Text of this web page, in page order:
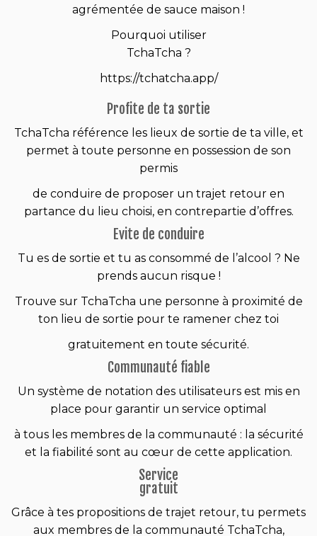
agrémentée de sauce maison !
Pourquoi utiliser
TchaTcha ?
https://tchatcha.app/
Profite de ta sortie
TchaTcha référence les lieux de sortie de ta ville, et
permet à toute personne en possession de son
permis
de conduire de proposer un trajet retour en
partance du lieu choisi, en contrepartie d’offres.
Evite de conduire
Tu es de sortie et tu as consommé de l’alcool ? Ne
prends aucun risque !
Trouve sur TchaTcha une personne à proximité de
ton lieu de sortie pour te ramener chez toi
gratuitement en toute sécurité.
Communauté fiable
Un système de notation des utilisateurs est mis en
place pour garantir un service optimal
à tous les membres de la communauté : la sécurité
et la fiabilité sont au cœur de cette application.
Service
gratuit
Grâce à tes propositions de trajet retour, tu permets
aux membres de la communauté TchaTcha,